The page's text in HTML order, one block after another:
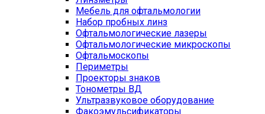
Мебель для офтальмологии
Набор пробных линз
Офтальмологические лазеры
Офтальмологические микроскопы
Офтальмоскопы
Периметры
Проекторы знаков
Тонометры ВД
Ультразвуковое оборудование
Факоэмульсификаторы